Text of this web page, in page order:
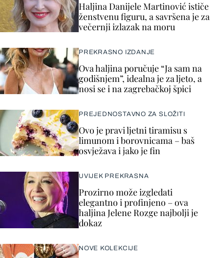
Haljina Danijele Martinović ističe
ženstvenu figuru, a savršena je za
večernji izlazak na moru
PREKRASNO IZDANJE
Ova haljina poručuje “Ja sam na
godišnjem”, idealna je za ljeto, a
nosi se i na zagrebačkoj špici
PREJEDNOSTAVNO ZA SLOŽITI
Ovo je pravi ljetni tiramisu s
limunom i borovnicama – baš
osvježava i jako je fin
UVIJEK PREKRASNA
Prozirno može izgledati
elegantno i profinjeno – ova
haljina Jelene Rozge najbolji je
dokaz
NOVE KOLEKCIJE